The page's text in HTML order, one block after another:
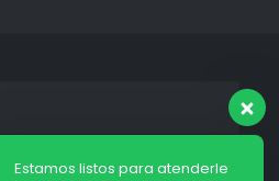
Estamos listos para atenderle